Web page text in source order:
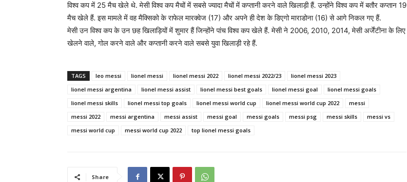
विश्व कप में 25 मैच खेले थे. मेसी विश्व कप मैचों में सबसे ज्यादा मैचों में कप्तानी करने वाले खिलाड़ी हैं. उन्होंने विश्व कप में बतौर कप्तान 19
मैच खेले हैं. इस मामले में वह मैक्सिको के राफेल मारक्वेज (17) और अपने ही देश के डिएगो माराडोना (16) से आगे निकल गए हैं.
मेसी उन विश्व कप के उन छह खिलाड़ियों में शुमार हैं जिन्होंने पांच विश्व कप खेले हैं. मेसी ने 2006, 2010, 2014, मेसी अर्जेंटीना के लिए
खेलने वाले, गोल करने वाले और कप्तानी करने वाले सबसे युवा खिलाड़ी रहे हैं.
TAGS leo messi lionel messi lionel messi 2022 lionel messi 2022/23
lionel messi 2023
lionel messi argentina
lionel messi assist lionel messi best goals lionel messi goal
lionel messi goals
lionel messi skills
lionel messi top goals lionel messi world cup lionel messi world cup 2022
messi
messi 2022
messi argentina messi assist messi goal messi goals messi psg messi skills
messi vs
messi world cup
messi world cup 2022 top lionel messi goals
Share